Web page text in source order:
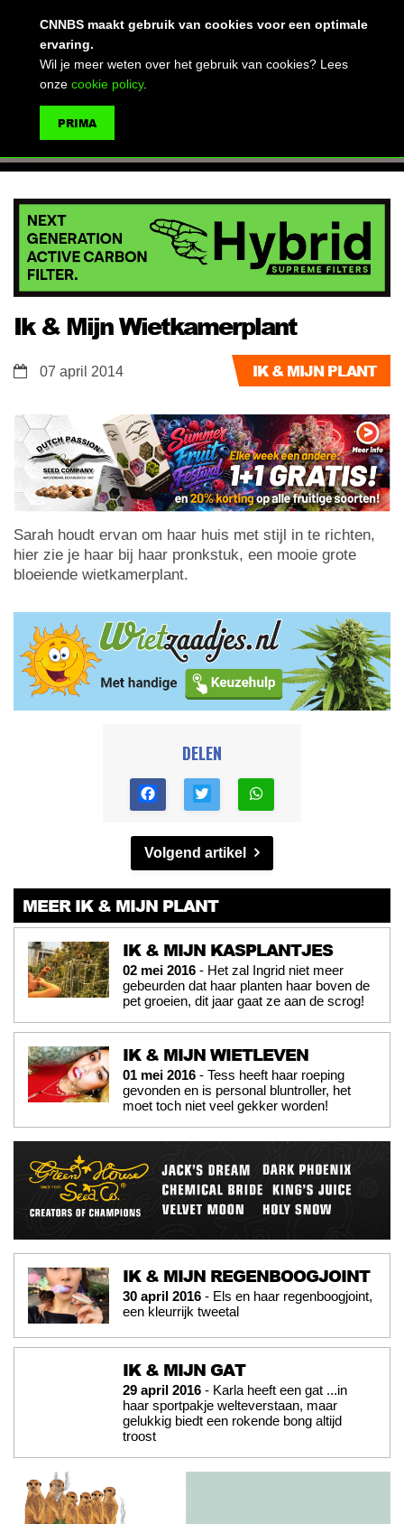
Ik & Mijn Wietkamerplant
IK & MIJN PLANT
07 april 2014
Sarah houdt ervan om haar huis met stijl in te richten,
hier zie je haar bij haar pronkstuk, een mooie grote
bloeiende wietkamerplant.
DELEN
Volgend artikel
MEER IK & MIJN PLANT
IK & MIJN KASPLANTJES
02 mei 2016 - Het zal Ingrid niet meer
gebeurden dat haar planten haar boven de
pet groeien, dit jaar gaat ze aan de scrog!
IK & MIJN WIETLEVEN
01 mei 2016 - Tess heeft haar roeping
gevonden en is personal bluntroller, het
moet toch niet veel gekker worden!
IK & MIJN REGENBOOGJOINT
30 april 2016 - Els en haar regenboogjoint,
een kleurrijk tweetal
IK & MIJN GAT
29 april 2016 - Karla heeft een gat ...in
haar sportpakje welteverstaan, maar
gelukkig biedt een rokende bong altijd
troost
CNNBS maakt gebruik van cookies voor een optimale
ervaring.
Wil je meer weten over het gebruik van cookies? Lees
onze cookie policy.
PRIMA